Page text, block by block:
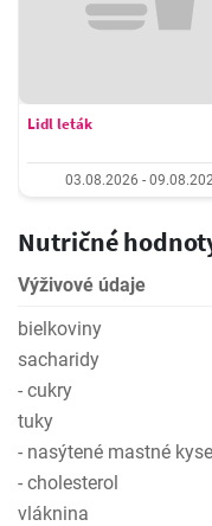
Lidl leták
03.08.2026 -
Nutričné
Výživové údaje
bielkoviny
sacharidy
- cukry
tuky
- nasýtené mastné
- cholesterol
vláknina